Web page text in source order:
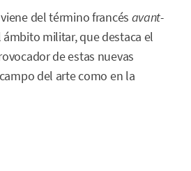
del término francés avant-
ámbito militar, que destaca el
de estas nuevas
del arte como en la